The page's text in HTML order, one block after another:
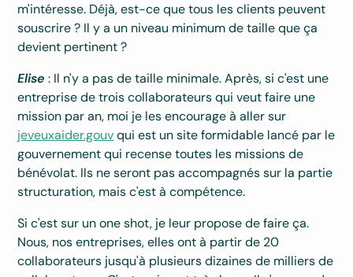
m'intéresse. Déjà, est-ce que tous les clients peuvent
souscrire ? Il y a un niveau minimum de taille que ça
devient pertinent ?
Elise : Il n'y a pas de taille minimale. Après, si c'est une
entreprise de trois collaborateurs qui veut faire une
mission par an, moi je les encourage à aller sur
jeveuxaider.gouvqui est un site formidable lancé par le
gouvernement qui recense toutes les missions de
bénévolat. Ils ne seront pas accompagnés sur la partie
structuration, mais c'est à compétence.
Si c'est sur un one shot, je leur propose de faire ça.
Nous, nos entreprises, elles ont à partir de 20
collaborateurs jusqu'à plusieurs dizaines de milliers de